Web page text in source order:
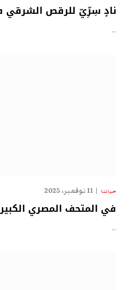
نادٍ سِرِّيّ للرقص الشرقي
…
حياتنا 11 نوفمبر، 2025
في المتحف المصري
…